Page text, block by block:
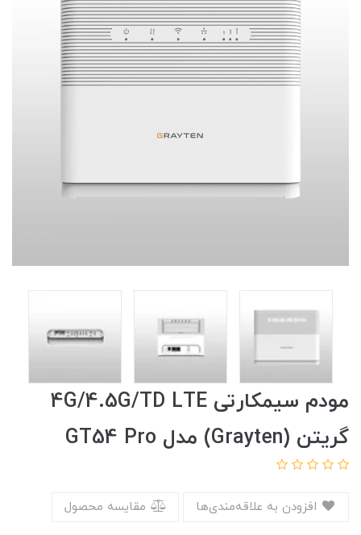
مودم سیمکارتی 4G/4.5G/TD LTE
گریتن (Grayten) مدل GT54 Pro
مقایسه محصول